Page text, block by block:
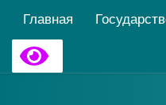
Главная